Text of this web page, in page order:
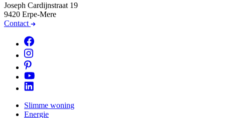
Joseph Cardijnstraat 19
9420 Erpe-Mere
Contact
Slimme woning
Energie